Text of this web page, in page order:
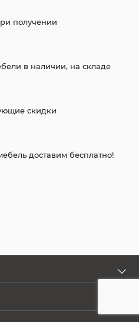
получении
в наличии, на складе
скидки
доставим бесплатно!